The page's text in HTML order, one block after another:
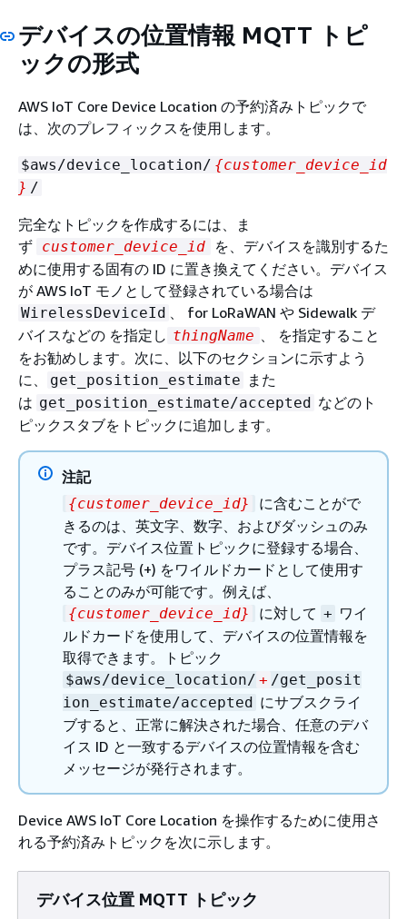
デバイスの位置情報 MQTT トピ
ックの形式
AWS IoT Core Device Location の予約済みトピックで
は、次のプレフィックスを使用します。
$aws/device_location/ {customer_device_id
} /
完全なトピックを作成するには、ま
ず customer_device_id
を、デバイスを識別するた
めに使用する固有の ID に置き換えてください。デバイス
が AWS IoT モノとして登録されている場合は
WirelessDeviceId
、 for LoRaWAN や Sidewalk デ
バイスなどの を指定し thingName
、 を指定すること
をお勧めします。次に、以下のセクションに示すよう
に、
get_position_estimate また
は get_position_estimate/accepted などのト
ピックスタブをトピックに追加します。
注記
{customer_device_id}
に含むことがで
きるのは、英文字、数字、およびダッシュのみ
です。デバイス位置トピックに登録する場合、
プラス記号 (+) をワイルドカードとして使用す
ることのみが可能です。例えば、
{customer_device_id} に対して + ワイ
ルドカードを使用して、デバイスの位置情報を
取得できます。トピック
$aws/device_location/ + /get_posit
ion_estimate/accepted にサブスクライ
ブすると、正常に解決された場合、任意のデバ
イス ID と一致するデバイスの位置情報を含む
メッセージが発行されます。
Device AWS IoT Core Location を操作するために使用さ
れる予約済みトピックを次に示します。
デバイス位置 MQTT トピック